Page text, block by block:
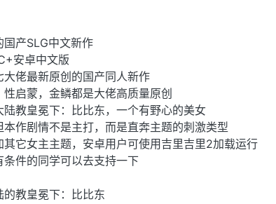
产SLG中文新作
安卓中文版
佬最新原创的国产同人新作
启蒙，金鳞都是大佬高质量原创
教皇冕下：比比东，一个有野心的美女
本作剧情不是主打，而是直奔主题的刺激类型
其它女主主题，安卓用户可使用吉里吉里2加载运行
件的同学可以去支持一下
教皇冕下：比比东